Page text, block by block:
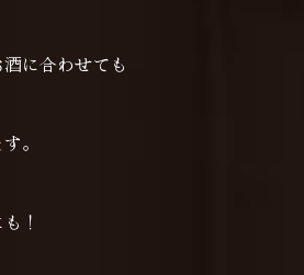
に合わせても
。
！